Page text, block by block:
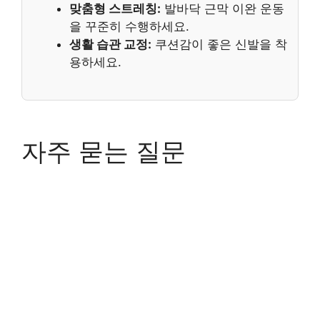
맞춤형 스트레칭: 발바닥 근막 이완 운동
을 꾸준히 수행하세요.
생활 습관 교정: 쿠션감이 좋은 신발을 착
용하세요.
자주 묻는 질문